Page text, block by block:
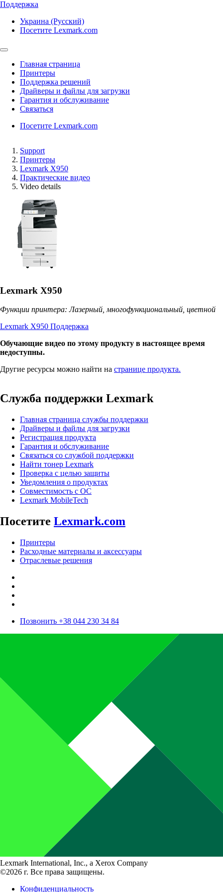
Поддержка
Украина (Русский)
Посетите Lexmark.com
Главная страница
Принтеры
Поддержка решений
Драйверы и файлы для загрузки
Гарантия и обслуживание
Связаться
Посетите Lexmark.com
Support
Принтеры
Lexmark X950
Практические видео
Video details
Lexmark X950
Функции принтера: Лазерный, многофункциональный, цветной
Lexmark X950 Поддержка
Обучающие видео по этому продукту в настоящее время
недоступны.
Другие ресурсы можно найти на странице продукта.
Служба поддержки Lexmark
Главная страница службы поддержки
Драйверы и файлы для загрузки
Регистрация продукта
Гарантия и обслуживание
Связаться со службой поддержки
Найти тонер Lexmark
Проверка с целью защиты
Уведомления о продуктах
Совместимость с ОС
Lexmark MobileTech
Посетите Lexmark.com
Принтеры
Расходные материалы и аксессуары
Отраслевые решения
Позвонить +38 044 230 34 84
Lexmark International, Inc., a Xerox Company
©2026 г. Все права защищены.
Конфиденциальность